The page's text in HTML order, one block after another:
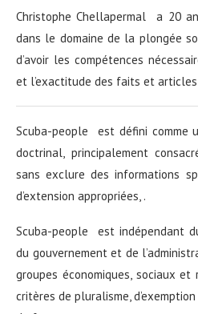
Christophe Chellapermal a 20
dans le domaine de la plongée
d’avoir les compétences
et l’exactitude des faits et
Scuba-people est défini comme
doctrinal, principalement
sans exclure des informations
d’extension appropriées, .
Scuba-people est indépendant
du gouvernement et de
groupes économiques, sociaux
critères de pluralisme,